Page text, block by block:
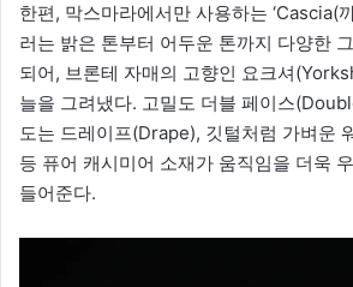
한편, 막스마라에서만 사용하는 ‘Cascia(
러는 밝은 톤부터 어두운 톤까지 다양한
되어, 브론테 자매의 고향인 요크셔
늘을 그려냈다. 고밀도 더블 페이스
도는 드레이프(Drape), 깃털처럼 가벼운
등 퓨어 캐시미어 소재가 움직임을 더욱
들어준다.